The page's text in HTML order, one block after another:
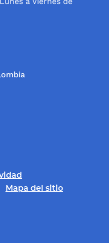
Mapa del sitio